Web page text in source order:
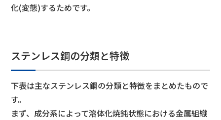
化(変態)するためです。
ステンレス鋼の分類と特徴
下表は主なステンレス鋼の分類と特徴をまとめたもので
す。
まず、成分系によって溶体化焼鈍状態における金属組織